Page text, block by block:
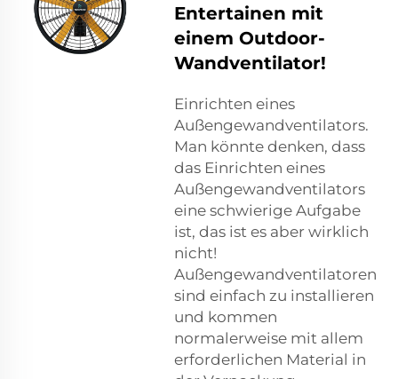
Entertainen mit
einem Outdoor-
Wandventilator!
Einrichten eines
Außengewandventilators.
Man könnte denken, dass
das Einrichten eines
Außengewandventilators
eine schwierige Aufgabe
ist, das ist es aber wirklich
nicht!
Außengewandventilatoren
sind einfach zu installieren
und kommen
normalerweise mit allem
erforderlichen Material in